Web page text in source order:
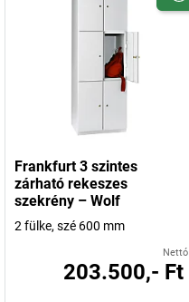
Frankfurt 3 szintes
zárható rekeszes
szekrény – Wolf
2 fülke, szé 600 mm
Nettó
203.500,- Ft